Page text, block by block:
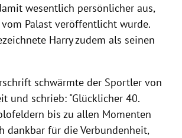
wesentlich persönlicher aus,
Palast veröffentlicht wurde.
Harry zudem als seinen
schwärmte der Sportler von
und schrieb: "Glücklicher 40.
bis zu allen Momenten
dankbar für die Verbundenheit,